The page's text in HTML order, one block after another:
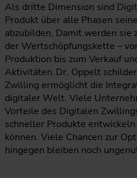
Als dritte Dimension sind
Produkt über alle Phasen
abzubilden. Damit werden
der Wertschöpfungskette –
Produktion bis zum Verkauf
Aktivitäten. Dr. Oppelt
Zwilling ermöglicht die
digitaler Welt. Viele
Vorteile des Digitalen
schneller Produkte
können. Viele Chancen zur
hingegen bleiben noch